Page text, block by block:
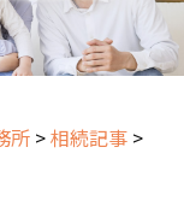
所 >相続記事 >